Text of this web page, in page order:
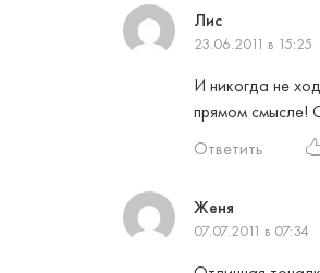
Лис
23.06.2011 в 15:25
И никогда не
прямом смысле!
Ответить
Женя
07.07.2011 в 07:34